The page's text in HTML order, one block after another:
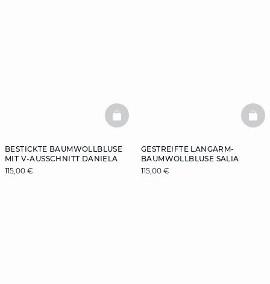
BESTICKTE BAUMWOLLBLUSE
MIT V-AUSSCHNITT DANIELA
115,00 €
BASKETFULL
GESTREIFTE LANGARM-
BAUMWOLLBLUSE SALIA
115,00 €